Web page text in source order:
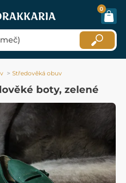
0
Středověká obuv
boty, zelené